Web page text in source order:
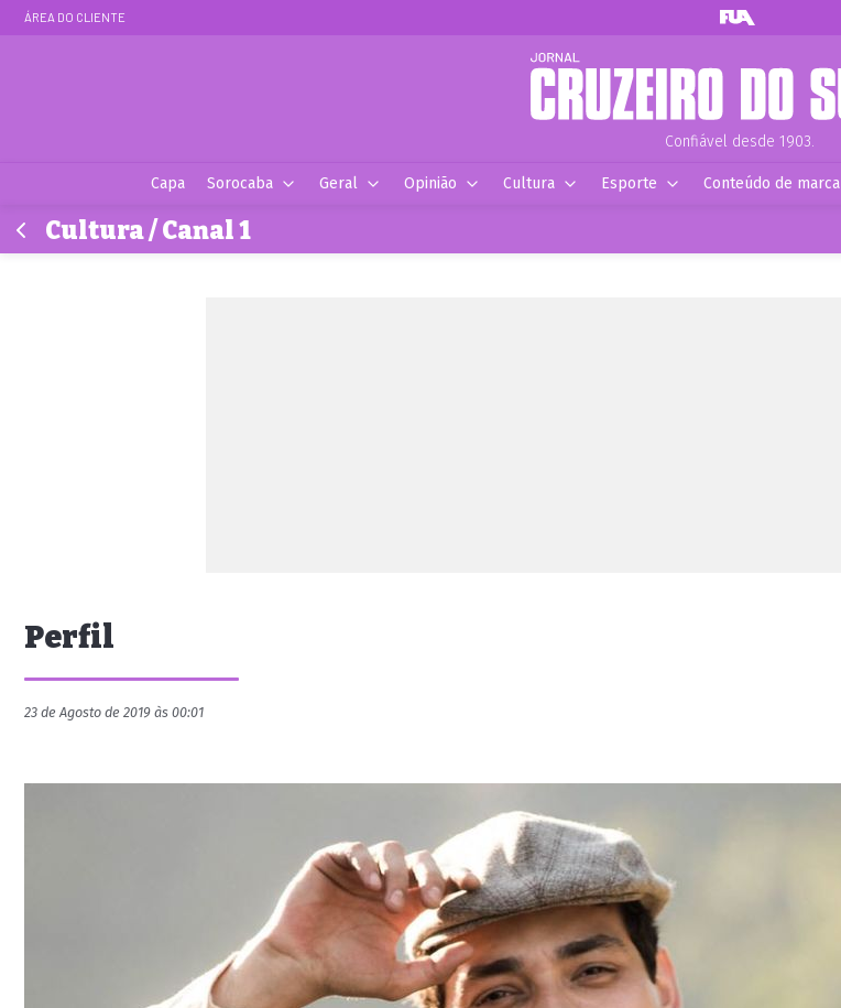
ÁREA DO CLIENTE
Confiável desde 1903.
Capa Sorocaba Geral Opinião Cultura Esporte Conteúdo de marca
Cultura / Canal 1
Perfil
23 de Agosto de 2019 às 00:01